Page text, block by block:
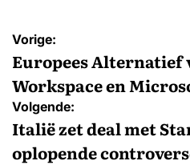
Bericht
navigatie
Vorige:
Europees Alternatief
Workspace en
Volgende:
Italië zet deal met
oplopende